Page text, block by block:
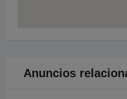
Anuncios